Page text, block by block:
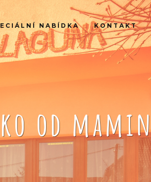
NABÍDKA KONTAKT
od